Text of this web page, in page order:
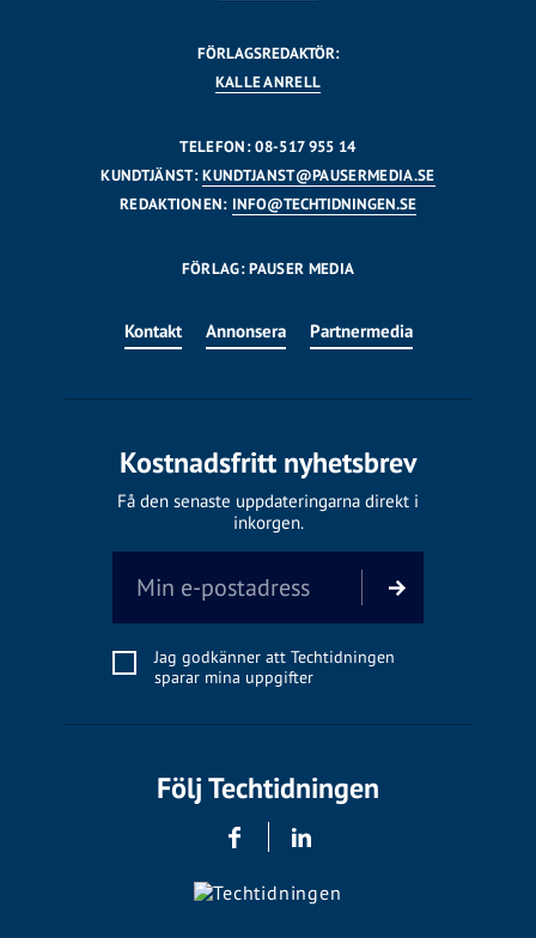
FÖRLAGSREDAKTÖR:
KALLE ANRELL
TELEFON: 08-517 955 14
KUNDTJÄNST:KUNDTJANST@PAUSERMEDIA.SE
REDAKTIONEN: INFO@TECHTIDNINGEN.SE
FÖRLAG: PAUSER MEDIA
Kontakt Annonsera Partnermedia
Kostnadsfritt nyhetsbrev
Få den senaste uppdateringarna direkt i
inkorgen.
Jag godkänner att Techtidningen
sparar mina uppgifter
Följ Techtidningen